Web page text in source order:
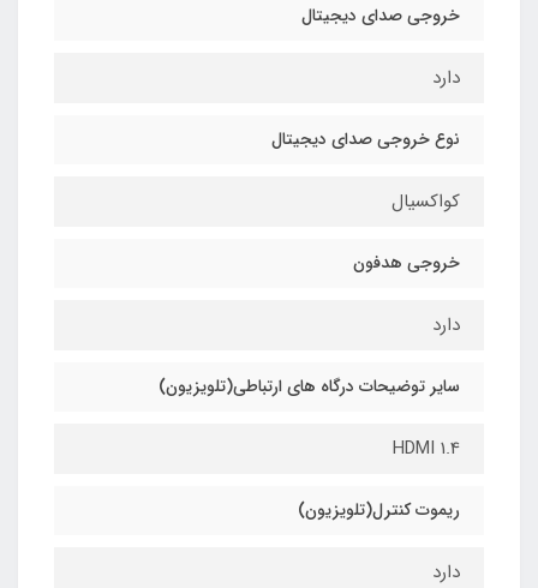
خروجی صدای دیجیتال
دارد
نوع خروجی صدای دیجیتال
کواکسیال
خروجی هدفون
دارد
سایر توضیحات درگاه های ارتباطی(تلویزیون)
HDMI 1.4
ریموت کنترل(تلویزیون)
دارد